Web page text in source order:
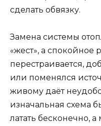
сделать обвязку.
Замена системы
«жест», а спокойное
перестраивается,
или поменялся
живому даёт
изначальная схема
латать бесконечно,